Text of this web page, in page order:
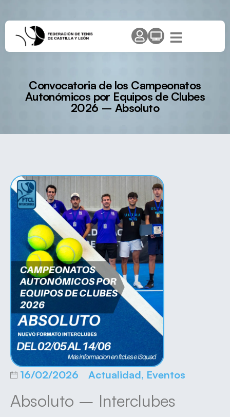
Convocatoria de los Campeonatos
Autonómicos por Equipos de Clubes
2026 – Absoluto
16/02/2026 Actualidad, Eventos
Absoluto – Interclubes